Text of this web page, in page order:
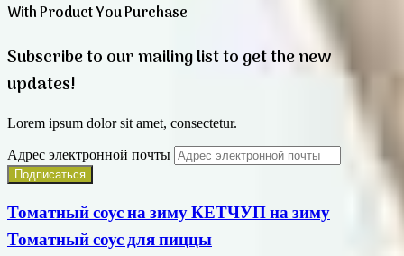
With Product You Purchase
Subscribe to our mailing list to get the new
updates!
Lorem ipsum dolor sit amet, consectetur.
Адрес электронной почты
Томатный соус на зиму КЕТЧУП на зиму
Томатный соус для пиццы